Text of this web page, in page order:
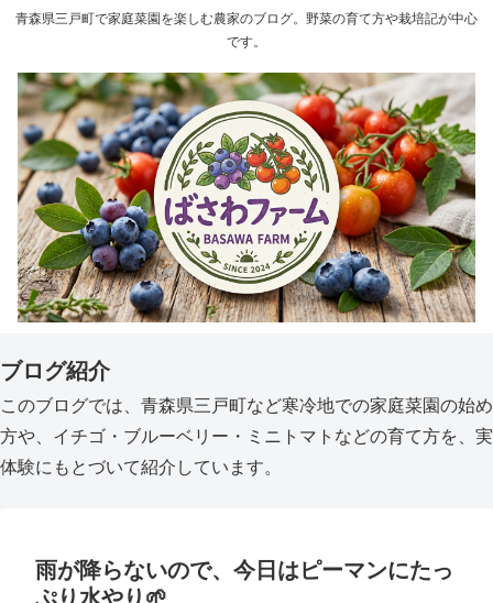
青森県三戸町で家庭菜園を楽しむ農家のブログ。野菜の育て方や栽培記が中心
です。
ブログ紹介
このブログでは、青森県三戸町など寒冷地での家庭菜園の始め
方や、イチゴ・ブルーベリー・ミニトマトなどの育て方を、実
体験にもとづいて紹介しています。
雨が降らないので、今日はピーマンにたっ
ぷり水やり🌱